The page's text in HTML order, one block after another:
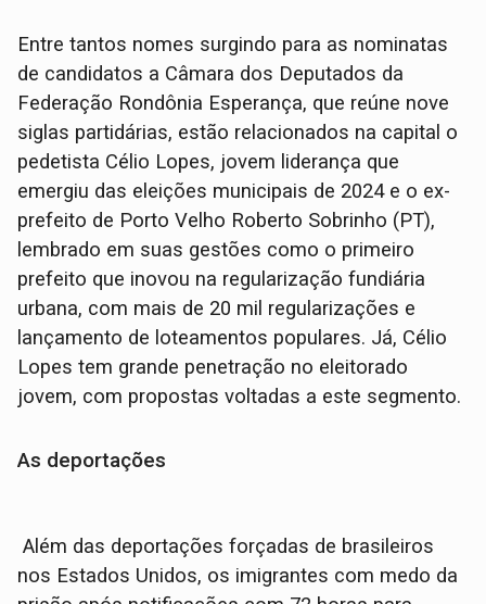
Entre tantos nomes surgindo para as nominatas
de candidatos a Câmara dos Deputados da
Federação Rondônia Esperança, que reúne nove
siglas partidárias, estão relacionados na capital o
pedetista Célio Lopes, jovem liderança que
emergiu das eleições municipais de 2024 e o ex-
prefeito de Porto Velho Roberto Sobrinho (PT),
lembrado em suas gestões como o primeiro
prefeito que inovou na regularização fundiária
urbana, com mais de 20 mil regularizações e
lançamento de loteamentos populares. Já, Célio
Lopes tem grande penetração no eleitorado
jovem, com propostas voltadas a este segmento.
As deportações
Além das deportações forçadas de brasileiros
nos Estados Unidos, os imigrantes com medo da